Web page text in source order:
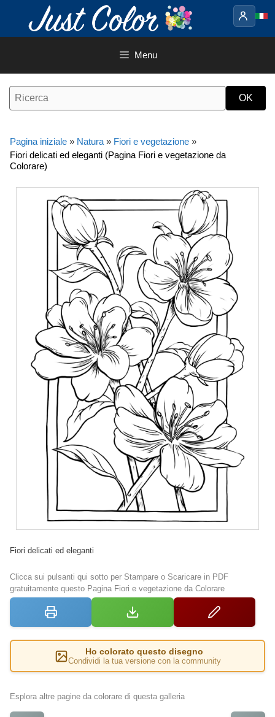
contenuto
Menu
Pagina iniziale » Natura » Fiori e vegetazione »
Fiori delicati ed eleganti (Pagina Fiori e vegetazione da
Colorare)
Fiori delicati ed eleganti
Clicca sui pulsanti qui sotto per Stampare o Scaricare in PDF
gratuitamente questo Pagina Fiori e vegetazione da Colorare
Ho colorato questo disegno
Condividi la tua versione con la community
Esplora altre pagine da colorare di questa galleria